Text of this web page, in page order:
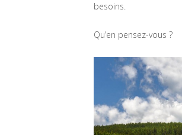
besoins.
Qu’en pensez-vous ?